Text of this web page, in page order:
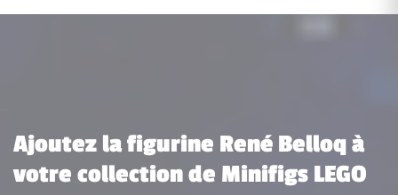
Ajoutez la figurine René Belloq à
votre collection de Minifigs LEGO